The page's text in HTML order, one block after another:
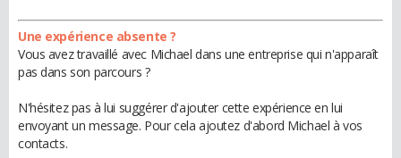
Une expérience absente ?
Vous avez travaillé avec Michael dans une entreprise qui n'apparaît
pas dans son parcours ?
N'hésitez pas à lui suggérer d'ajouter cette expérience en lui
envoyant un message. Pour cela ajoutez d'abord Michael à vos
contacts.